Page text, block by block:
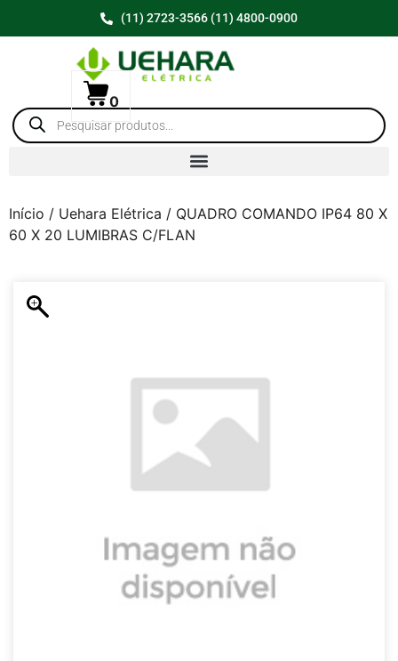
(11) 2723-3566 (11) 4800-0900
0
Início / Uehara Elétrica / QUADRO COMANDO IP64 80 X
60 X 20 LUMIBRAS C/FLAN